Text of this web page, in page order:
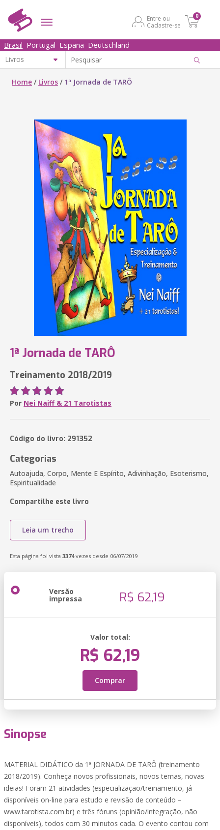
Entre ou
Cadastre-se
0
Brasil Portugal España Deutschland
Home / Livros / 1ª Jornada de TARÔ
1ª Jornada de TARÔ
Treinamento 2018/2019
Por Nei Naiff & 21 Tarotistas
Código do livro: 291352
Categorias
Autoajuda, Corpo, Mente E Espírito, Adivinhação, Esoterismo,
Espiritualidade
Compartilhe este livro
Leia um trecho
Esta página foi vista 3374vezes desde 06/07/2019
Versão
impressa R$ 62,19
Valor total:
R$ 62,19
Comprar
Sinopse
MATERIAL DIDÁTICO da 1ª JORNADA DE TARÔ (treinamento
2018/2019). Conheça novos profissionais, novos temas, novas
ideias! Foram 21 atividades (especialização/treinamento, já
disponíveis on-line para estudo e revisão de conteúdo –
www.tarotista.com.br) e três fóruns (opinião/integração, não
disponíveis), todos com 30 minutos cada. O evento contou com